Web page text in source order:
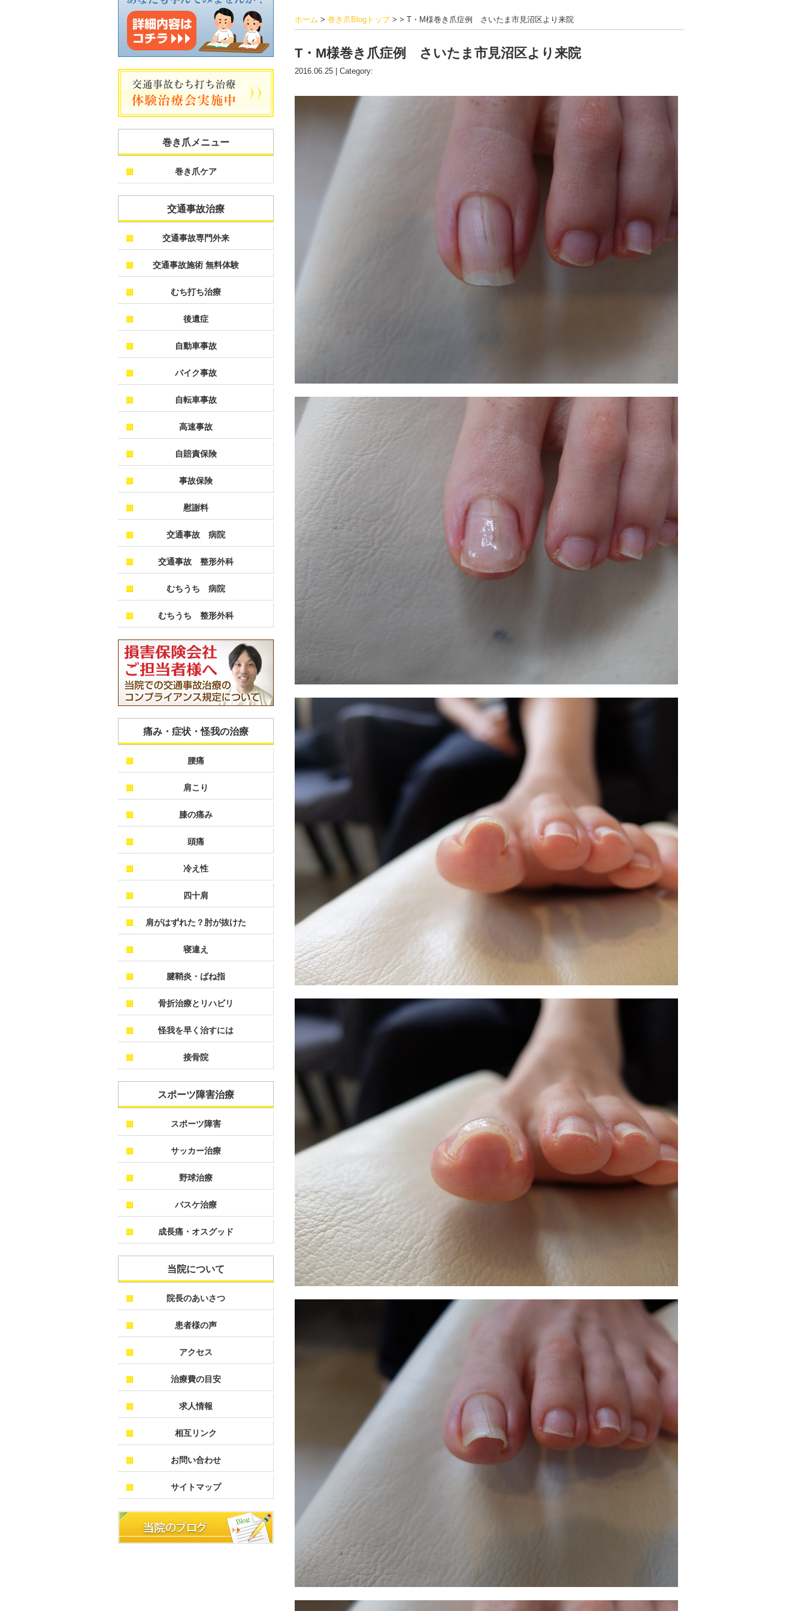
ホーム > 巻き爪Blogトップ> > T・M様巻き爪症例 さいたま市見沼区より来院
T・M様巻き爪症例 さいたま市見沼区より来院
2016.06.25 | Category:
巻き爪メニュー
巻き爪ケア
交通事故治療
交通事故専門外来
交通事故施術 無料体験
むち打ち治療
後遺症
自動車事故
バイク事故
自転車事故
高速事故
自賠責保険
事故保険
慰謝料
交通事故 病院
交通事故 整形外科
むちうち 病院
むちうち 整形外科
痛み・症状・怪我の治療
腰痛
肩こり
膝の痛み
頭痛
冷え性
四十肩
肩がはずれた？肘が抜けた
寝違え
腱鞘炎・ばね指
骨折治療とリハビリ
怪我を早く治すには
接骨院
スポーツ障害治療
スポーツ障害
サッカー治療
野球治療
バスケ治療
成長痛・オスグッド
当院について
院長のあいさつ
患者様の声
アクセス
治療費の目安
求人情報
相互リンク
お問い合わせ
サイトマップ